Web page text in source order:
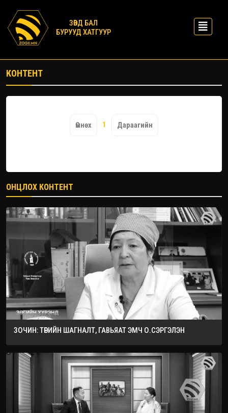
ЗӨВД БАЛ
БУРУУД ХАТГУУР
КОНТЕНТ
Өмнөх 1 Дараагийн
ОНЦЛОХ КОНТЕНТ
ЗОЧИН: ТӨРИЙН ШАГНАЛТ, ГАВЬЯАТ ЭМЧ О.СЭРГЭЛЭН